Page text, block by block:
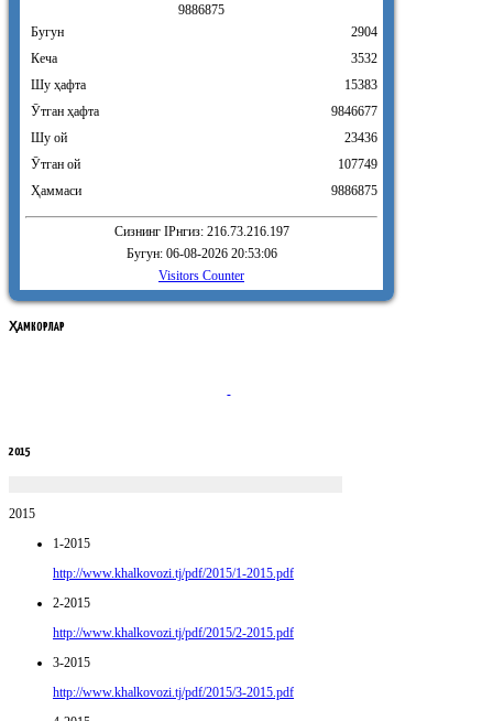
9886875
Бугун
Кеча
Шу ҳафта
Ӯтган ҳафта
Шу ой
Ӯтган ой
Ҳаммаси
2904
3532
15383
9846677
23436
107749
9886875
Сизнинг IPнгиз: 216.73.216.197
Бугун: 06-08-2026 20:53:06
Visitors Counter
ҲАМКОРЛАР
2015
2015
1-2015
http://www.khalkovozi.tj/pdf/2015/1-2015.pdf
2-2015
http://www.khalkovozi.tj/pdf/2015/2-2015.pdf
3-2015
http://www.khalkovozi.tj/pdf/2015/3-2015.pdf